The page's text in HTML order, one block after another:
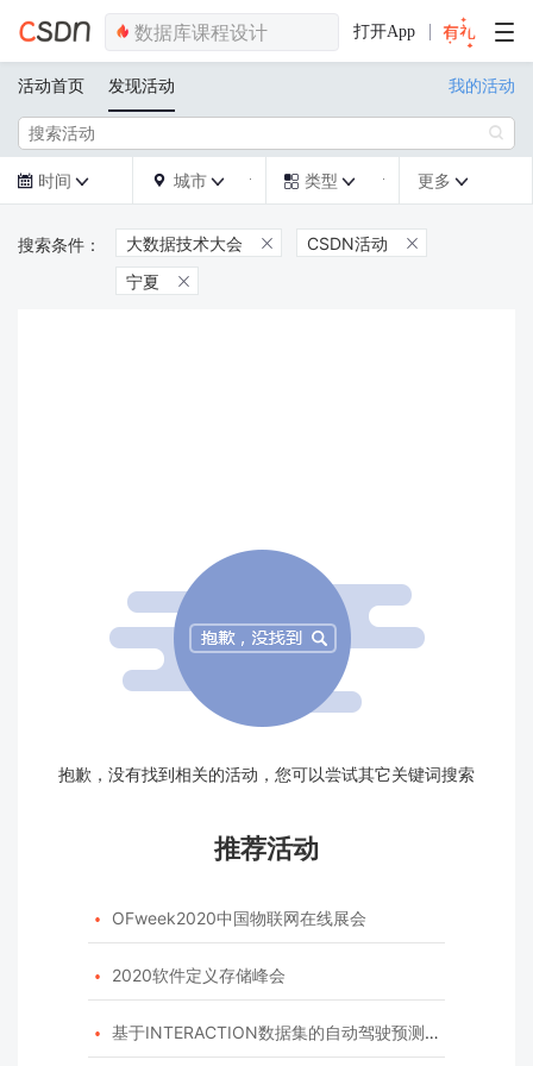
打开App
活动首页 发现活动 我的活动

 时间   城市   类型  更多 
大数据技术大会  CSDN活动 
宁夏 
抱歉，没有找到相关的活动，您可以尝试其它关键词搜索
推荐活动
 OFweek2020中国物联网在线展会
 2020软件定义存储峰会
 基于INTERACTION数据集的自动驾驶预测模型挑战赛